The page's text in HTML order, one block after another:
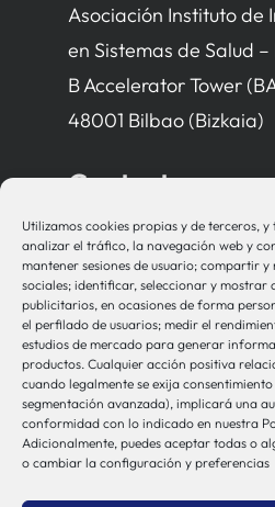
Utilizamos cookies propias y de terceros,
analizar el tráfico, la navegación web y
mantener sesiones de usuario; compartir
sociales; identificar, seleccionar y mostrar
publicitarios, en ocasiones de forma
el perfilado de usuarios; medir el
estudios de mercado para generar
productos. Cualquier acción positiva
cuando legalmente se exija
segmentación avanzada), implicará una
conformidad con lo indicado en nuestra
Adicionalmente, puedes aceptar todas o
o cambiar la configuración y preferencias
Asociación Instituto de
en Sistemas de Salud
B Accelerator Tower
48001 Bilbao (Bizkaia)
Contacto
bio-sistemak@bio-
944 00 77 90
Otros Enlaces
Osakidetza